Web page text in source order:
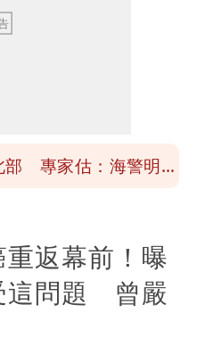
500萬獎學金延續愛
明典示警「恐遇黑潮
盒
部 專家估：海警明發
500萬獎學金延續愛
明典示警「恐遇黑潮
警訊：不利強度維持
返幕前！曝
這問題 曾嚴